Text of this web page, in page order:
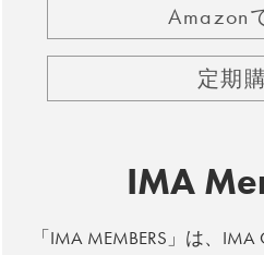
Amazon
定期
IMA
「IMA MEMBERS」は、